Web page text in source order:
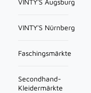
VINTY'S Augsburg
VINTY'S Nürnberg
Faschingsmärkte
Secondhand-
Kleidermärkte